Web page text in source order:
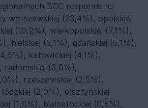
BCC respondenci
warszawskiej (23,4%), opolskiej
(10,2%), wielkopolskiej (7,1%),
bielskiej (5,1%), gdańskiej (5,1%),
katowickiej (4,1%),
radomskiej (3,0%),
rzeszowskiej (2,5%),
(2,0%), olsztyńskiej
(1,0%), białostockiej (0,5%),